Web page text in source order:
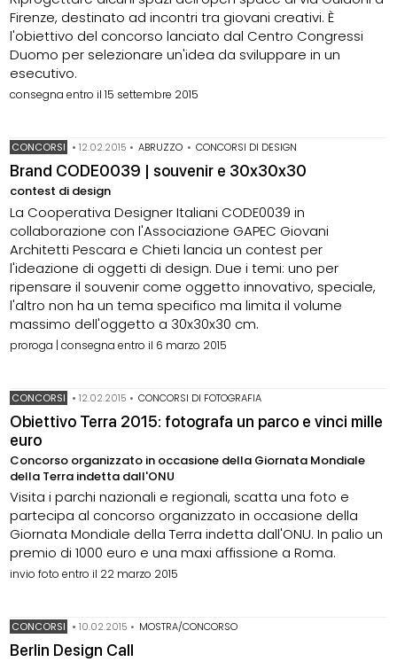
Firenze, destinato ad incontri tra giovani creativi. È
l'obiettivo del concorso lanciato dal Centro Congressi
Duomo per selezionare un'idea da sviluppare in un
esecutivo.
consegna entro il 15 settembre 2015
CONCORSI •12.02.2015 • ABRUZZO • CONCORSI DI DESIGN
Brand CODE0039 | souvenir e 30x30x30
contest di design
La Cooperativa Designer Italiani CODE0039 in
collaborazione con l'Associazione GAPEC Giovani
Architetti Pescara e Chieti lancia un contest per
l'ideazione di oggetti di design. Due i temi: uno per
ripensare il souvenir come oggetto innovativo, speciale,
l'altro non ha un tema specifico ma limita il volume
massimo dell'oggetto a 30x30x30 cm.
proroga | consegna entro il 6 marzo 2015
CONCORSI •12.02.2015 • CONCORSI DI FOTOGRAFIA
Obiettivo Terra 2015: fotografa un parco e vinci mille
euro
Concorso organizzato in occasione della Giornata Mondiale
della Terra indetta dall'ONU
Visita i parchi nazionali e regionali, scatta una foto e
partecipa al concorso organizzato in occasione della
Giornata Mondiale della Terra indetta dall'ONU. In palio un
premio di 1000 euro e una maxi affissione a Roma.
invio foto entro il 22 marzo 2015
CONCORSI •10.02.2015 • MOSTRA/CONCORSO
Berlin Design Call